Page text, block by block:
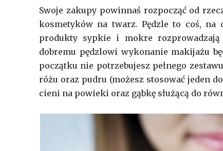
Swoje zakupy powinnaś rozpocząć od
kosmetyków na twarz. Pędzle to coś, na
produkty sypkie i mokre
dobremu pędzlowi wykonanie makijażu
początku nie potrzebujesz pełnego
różu oraz pudru (możesz stosować jeden
cieni na powieki oraz gąbkę służącą do